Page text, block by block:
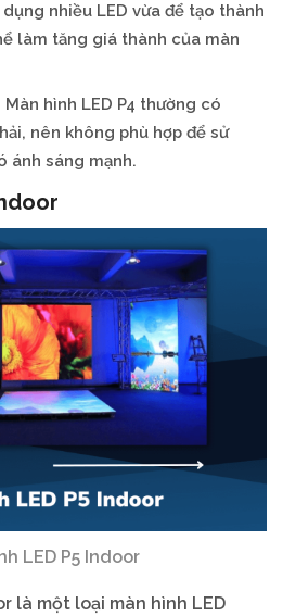
nhiều LED vừa để tạo thành
làm tăng giá thành của màn
Màn hình LED P4 thường có
nên không phù hợp để sử
ánh sáng mạnh.
LED P5 Indoor
là một loại màn hình LED